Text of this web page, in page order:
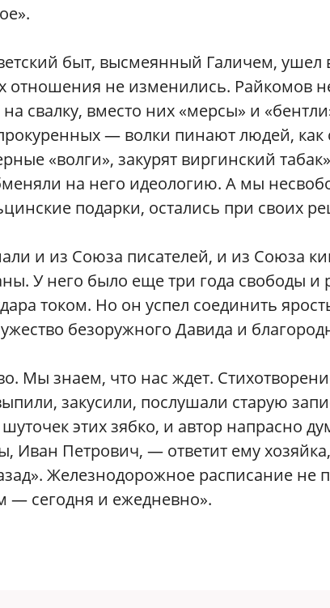
быт, высмеянный Галичем, ушел
отношения не изменились. Райкомов
свалку, вместо них «мерсы» и
— волки пинают людей, как
«волги», закурят виргинский
на него идеологию. А мы
подарки, остались при своих
и из Союза писателей, и из Союза
У него было еще три года свободы и
током. Но он успел соединить
безоружного Давида и
Мы знаем, что нас ждет.
закусили, послушали старую
этих зябко, и автор напрасно
Иван Петрович, — ответит ему
Железнодорожное расписание не
— сегодня и ежедневно».